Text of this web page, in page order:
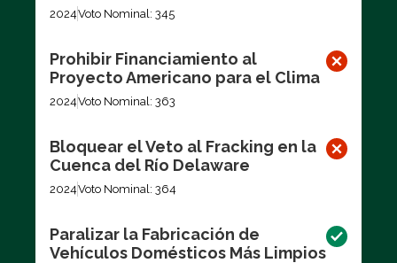
2024Voto Nominal: 345
Prohibir Financiamiento al
Proyecto Americano para el Clima
2024Voto Nominal: 363
Bloquear el Veto al Fracking en la
Cuenca del Río Delaware
2024Voto Nominal: 364
Paralizar la Fabricación de
Vehículos Domésticos Más Limpios